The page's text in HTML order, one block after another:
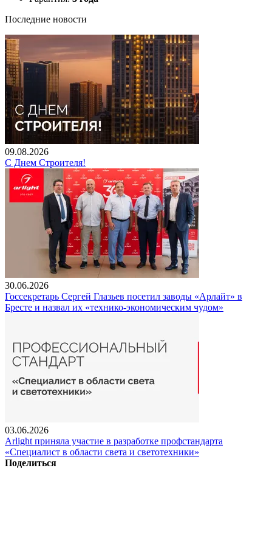
Последние новости
09.08.2026
С Днем Строителя!
30.06.2026
Госсекретарь Сергей Глазьев посетил заводы «Арлайт» в
Бресте и назвал их «технико-экономическим чудом»
03.06.2026
Arlight приняла участие в разработке профстандарта
«Специалист в области света и светотехники»
Поделиться